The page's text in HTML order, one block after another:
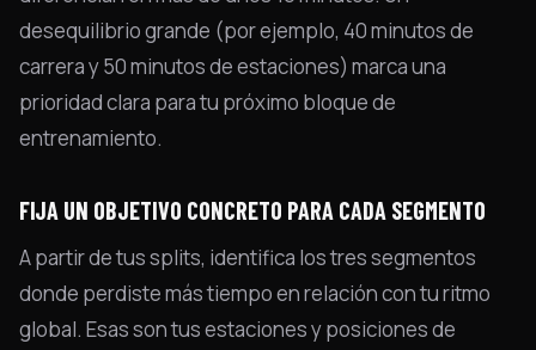
desequilibrio grande (por ejemplo, 40 minutos de
carrera y 50 minutos de estaciones) marca una
prioridad clara para tu próximo bloque de
entrenamiento.
FIJA UN OBJETIVO CONCRETO PARA CADA SEGMENTO
A partir de tus splits, identifica los tres segmentos
donde perdiste más tiempo en relación con tu ritmo
global. Esas son tus estaciones y posiciones de